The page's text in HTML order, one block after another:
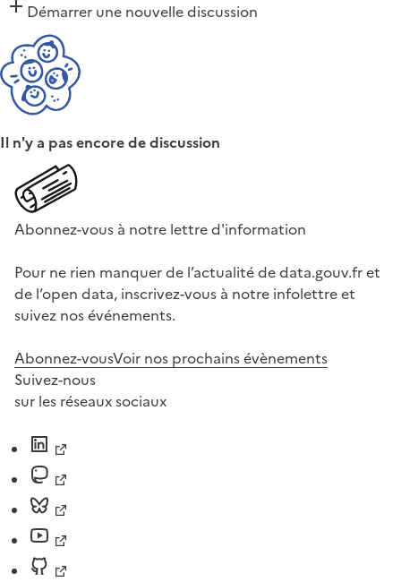
Démarrer une nouvelle discussion
Il n'y a pas encore de discussion
Abonnez-vous à notre lettre d'information
Pour ne rien manquer de l’actualité de data.gouv.fr et
de l’open data, inscrivez-vous à notre infolettre et
suivez nos événements.
Abonnez-vousVoir nos prochains évènements
Suivez-nous
sur les réseaux sociaux